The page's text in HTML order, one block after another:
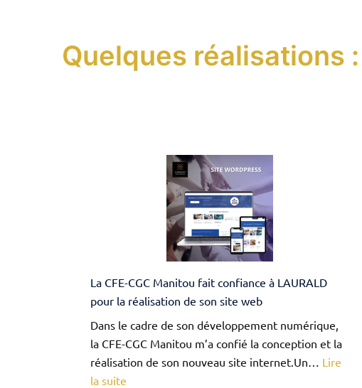
Quelques réalisations :
La CFE-CGC Manitou fait confiance à LAURALD
pour la réalisation de son site web
Dans le cadre de son développement numérique,
la CFE-CGC Manitou m’a confié la conception et la
réalisation de son nouveau site internet.Un… Lire
la suite